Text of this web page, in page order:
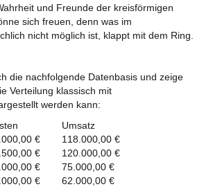
und Freunde der kreisförmigen
sich freuen, denn was im
nicht möglich ist, klappt mit dem Ring.
die nachfolgende Datenbasis und zeige
Verteilung klassisch mit
werden kann:
Umsatz
€
118.000,00 €
€
120.000,00 €
€
75.000,00 €
€ 62.000,00 €